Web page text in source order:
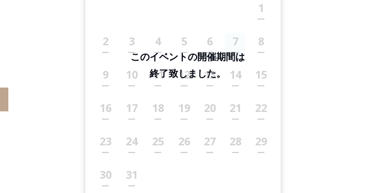
1
2 3 4 5 6 7 8
9 10 11 12 13 14 15
16 17 18 19 20 21 22
23 24 25 26 27 28 29
30 31
このイベントの開催期間は
終了致しました。